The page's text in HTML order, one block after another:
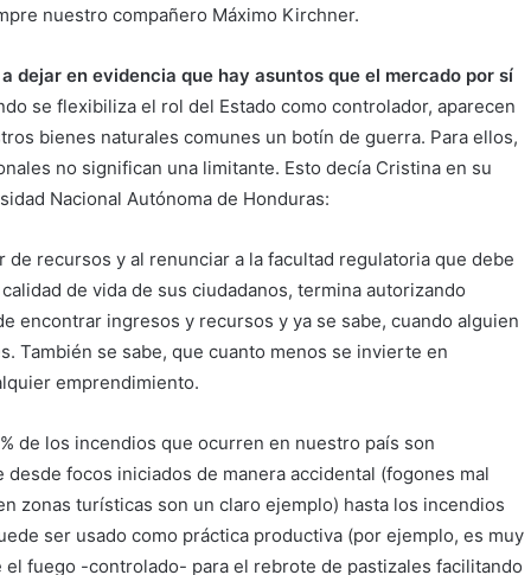
nuestro compañero Máximo Kirchner.
dejar en evidencia que hay asuntos que el mercado por sí
se flexibiliza el rol del Estado como controlador, aparecen
bienes naturales comunes un botín de guerra. Para ellos,
no significan una limitante. Esto decía Cristina en su
Nacional Autónoma de Honduras:
recursos y al renunciar a la facultad regulatoria que debe
de vida de sus ciudadanos, termina autorizando
encontrar ingresos y recursos y ya se sabe, cuando alguien
También se sabe, que cuanto menos se invierte en
emprendimiento.
de los incendios que ocurren en nuestro país son
focos iniciados de manera accidental (fogones mal
zonas turísticas son un claro ejemplo) hasta los incendios
ser usado como práctica productiva (por ejemplo, es muy
fuego -controlado- para el rebrote de pastizales facilitando